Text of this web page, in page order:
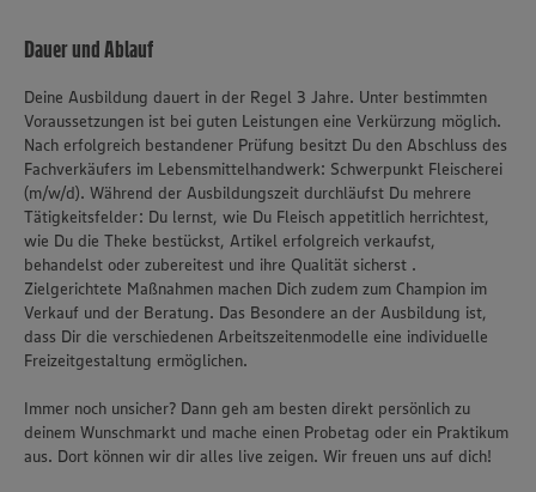
Dauer und Ablauf
Deine Ausbildung dauert in der Regel 3 Jahre. Unter bestimmten
Voraussetzungen ist bei guten Leistungen eine Verkürzung möglich.
Nach erfolgreich bestandener Prüfung besitzt Du den Abschluss des
Fachverkäufers im Lebensmittelhandwerk: Schwerpunkt Fleischerei
(m/w/d). Während der Ausbildungszeit durchläufst Du mehrere
Tätigkeitsfelder: Du lernst, wie Du Fleisch appetitlich herrichtest,
wie Du die Theke bestückst, Artikel erfolgreich verkaufst,
behandelst oder zubereitest und ihre Qualität sicherst .
Zielgerichtete Maßnahmen machen Dich zudem zum Champion im
Verkauf und der Beratung. Das Besondere an der Ausbildung ist,
dass Dir die verschiedenen Arbeitszeitenmodelle eine individuelle
Freizeitgestaltung ermöglichen.
Immer noch unsicher? Dann geh am besten direkt persönlich zu
deinem Wunschmarkt und mache einen Probetag oder ein Praktikum
aus. Dort können wir dir alles live zeigen. Wir freuen uns auf dich!